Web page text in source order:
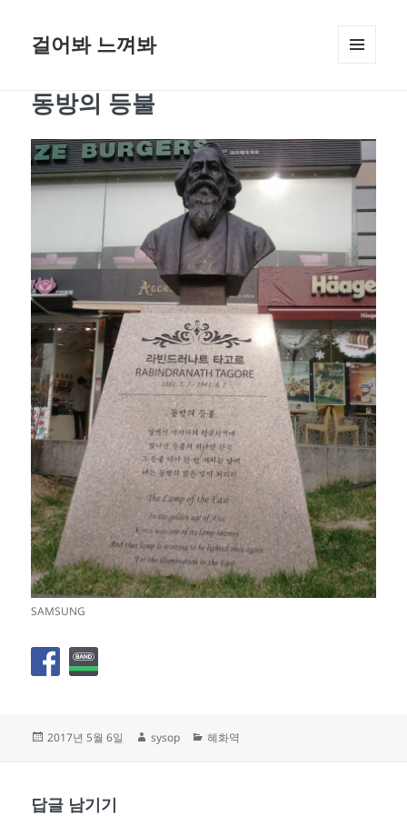
걸어봐 느껴봐
동방의 등불
SAMSUNG
작
2017년 5월 6일
글
sysop
카
혜화역
답글 남기기